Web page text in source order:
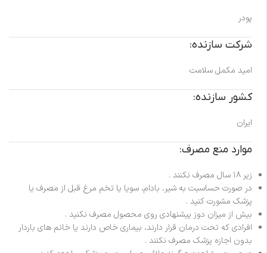
پودر
شرکت سازنده:
امید مکمل سلامت
کشور سازنده:
ایران
موارد منع مصرف:
زیر ۱۸ سال مصرف نکنند .
در صورت حساسیت به شیر، بادام، سویا یا تخم مرغ قبل از مصرف یا
پزشک مشورت کنید .
بیش از میزان دوز پیشنهادی روی محصول مصرف نکنید .
افرادی که تحت درمان قرار دارند، بیماری خاص دارند یا خانم های باردار
بدون اجازه پزشک مصرف نکنند .